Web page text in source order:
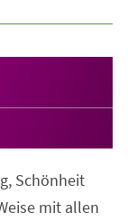
Schönheit
mit allen